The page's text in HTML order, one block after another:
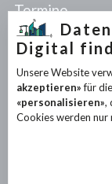
Termine
Projekte
PIONEER-
Partnerprojekte
Digital
Unsere Website
akzeptieren»für
«personalisieren»,
Cookies werden nur